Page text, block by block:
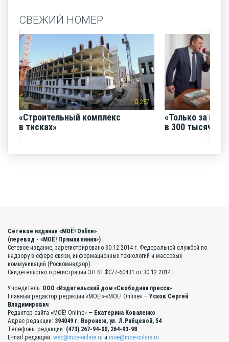
СВЕЖИЙ НОМЕР
257
«Строительный комплекс
в тисках»
«Только за
в 300 тысяч
Сетевое издание «МОЁ! Online»
(перевод - «МОЁ! Прямая линия»)
Сетевое издание, зарегистрировано 30.12.2014 г. Федеральной службой по
надзору в сфере связи, информационных технологий и массовых
коммуникаций (Роскомнадзор)
Свидетельство о регистрации ЭЛ № ФС77-60431 от 30.12.2014 г.
Учредитель: ООО «Издательский дом «Свободная пресса»
Главный редактор редакции «МОЁ!»-«МОЁ! Online» — Усков Сергей
Владимирович
Редактор сайта «МОЁ! Online» — Екатерина Коваленко
Адрес редакции: 394049 г. Воронеж, ул. Л.Рябцевой, 54
Телефоны редакции: (473) 267-94-00, 264-93-98
E-mail редакции: web@moe-online.ru и moe@moe-online.ru